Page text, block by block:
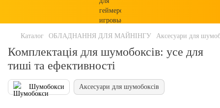
Каталог ОБЛАДНАННЯ ДЛЯ МАЙНІНГУ Аксесуари для
Комплектація для шумобоксів: усе для
тиші та ефективності
Шумобокси Аксесуари для шумобоксів